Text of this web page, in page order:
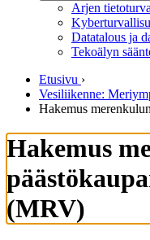
Arjen tietoturva
Datatalous ja
Tekoälyn
Etusivu ›
Vesiliikenne:
Hakemus
Hakemus
(MRV)